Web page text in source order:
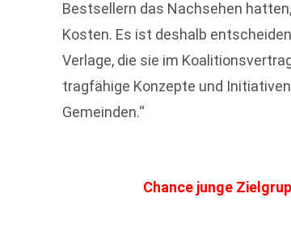
Bestsellern das Nachsehen
Kosten. Es ist deshalb
Verlage, die sie im
tragfähige Konzepte und
Gemeinden.“
Chance junge